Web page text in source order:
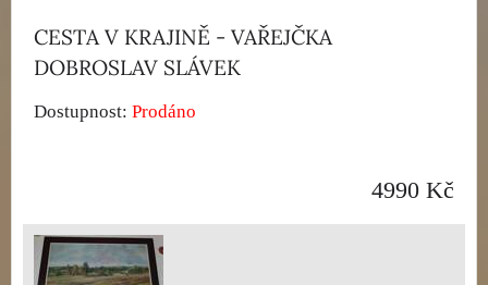
CESTA V KRAJINĚ - VAŘEJČKA
DOBROSLAV SLÁVEK
Dostupnost: Prodáno
4990 Kč